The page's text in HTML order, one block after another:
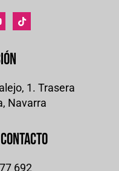
1. Trasera
Navarra
692